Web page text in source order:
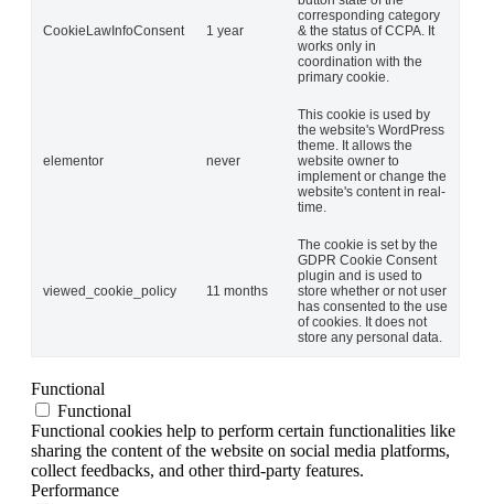
CookieLawInfoConsent 1 year
corresponding category
& the status of CCPA. It
works only in
coordination with the
primary cookie.
elementor never
This cookie is used by
the website's WordPress
theme. It allows the
website owner to
implement or change the
website's content in real-
time.
viewed_cookie_policy 11 months
The cookie is set by the
GDPR Cookie Consent
plugin and is used to
store whether or not user
has consented to the use
of cookies. It does not
store any personal data.
Functional
Functional
Functional cookies help to perform certain functionalities like
sharing the content of the website on social media platforms,
collect feedbacks, and other third-party features.
Performance